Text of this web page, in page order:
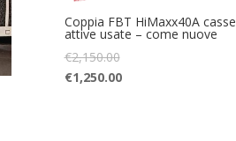
Coppia FBT HiMaxx40A casse
attive usate – come nuove
€2,150.00
€1,250.00